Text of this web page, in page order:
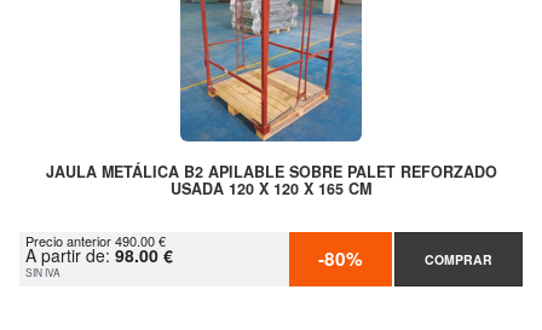
JAULA METÁLICA B2 APILABLE SOBRE PALET REFORZADO
USADA 120 X 120 X 165 CM
Precio anterior 490.00 €
A partir de: 98.00 €
SIN IVA -80% COMPRAR